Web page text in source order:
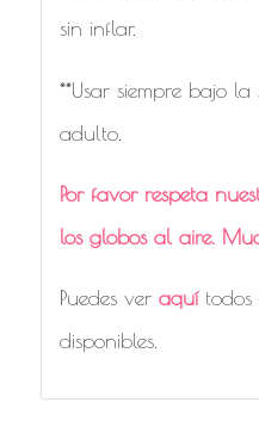
sin inflar.
**Usar siempre bajo
adulto.
Por favor respeta
los globos al aire.
Puedes ver aquítodos
disponibles.